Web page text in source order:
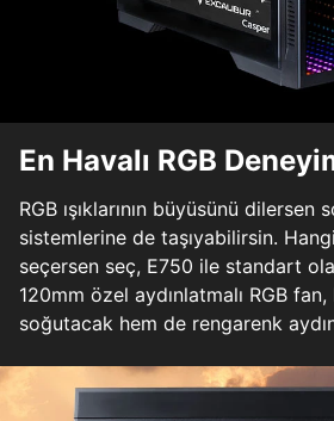
En Havalı RGB
RGB ışıklarının büyüsünü dilersen
sistemlerine de taşıyabilirsin.
seçersen seç, E750 ile standart
120mm özel aydınlatmalı RGB fan,
soğutacak hem de rengarenk